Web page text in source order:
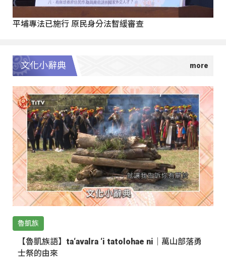
平埔專法已施行 原民身分法暫緩審查
文化小辭典
魯凱族
【魯凱族語】ta‘avalra ‘i tatolohae ni｜萬山部落勇
士祭的由來